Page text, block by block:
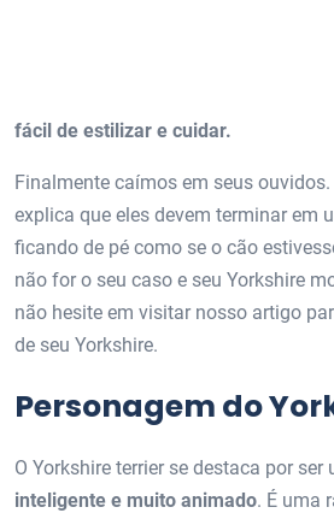
fácil de estilizar e cuidar.
Finalmente caímos em seus
explica que eles devem terminar em
ficando de pé como se o cão
não for o seu caso e seu Yorkshire
não hesite em visitar nosso artigo
de seu Yorkshire.
Personagem do
O Yorkshire terrier se destaca por ser
inteligente e muito animado. É uma